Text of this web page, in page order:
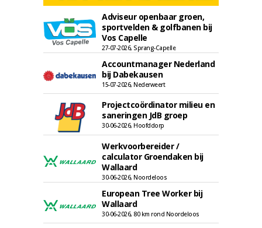
Adviseur openbaar groen,
sportvelden & golfbanen bij
Vos Capelle
27-07-2026, Sprang-Capelle
Accountmanager Nederland
bij Dabekausen
15-07-2026, Nederweert
Projectcoördinator milieu en
saneringen JdB groep
30-06-2026, Hoofddorp
Werkvoorbereider /
calculator Groendaken bij
Wallaard
30-06-2026, Noordeloos
European Tree Worker bij
Wallaard
30-06-2026, 80 km rond Noordeloos